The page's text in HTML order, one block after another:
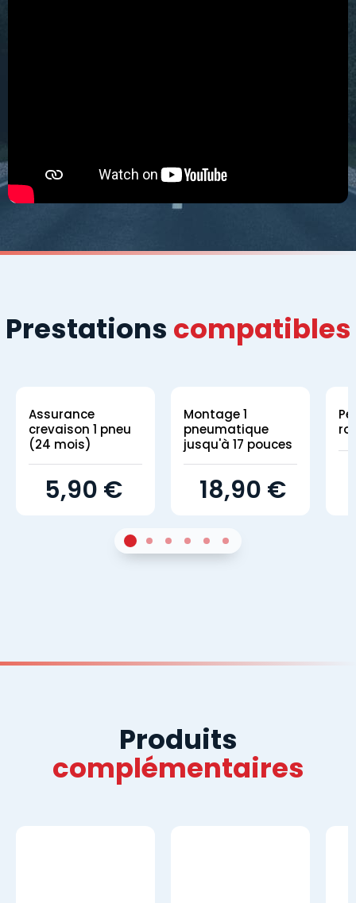
Prestations compatibles
Assurance
crevaison 1 pneu
(24 mois)
5,90 €
Montage 1
pneumatique
jusqu'à 17 pouces
18,90 €
Sur 42Sur 43Sur 44Sur 45Sur 46Sur 4
Produits
complémentaires